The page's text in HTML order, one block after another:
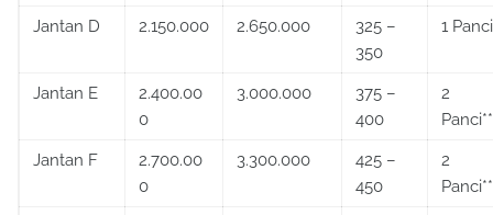
Jantan D 2.150.000 2.650.000
325 –
350
1 Panci
Jantan E
2.400.00
0
3.000.000
375 –
400
2
Panci**
Jantan F
2.700.00
0
3.300.000
425 –
450
2
Panci**